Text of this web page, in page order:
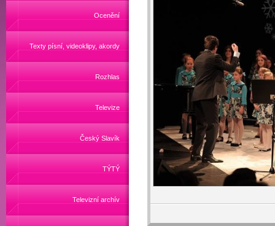
Ocenění
Texty písní, videoklipy, akordy
Rozhlas
Televize
Český Slavík
TÝTÝ
Televizní archív